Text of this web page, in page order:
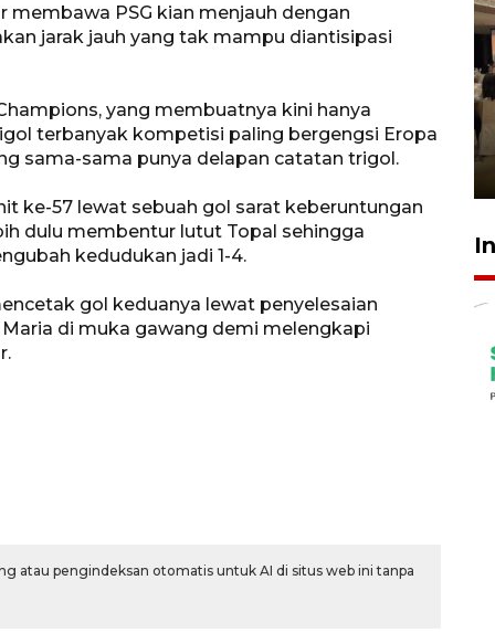
PSG kian menjauh dengan
jarak jauh yang tak mampu diantisipasi
yang membuatnya kini hanya
terbanyak kompetisi paling bergengsi Eropa
sama-sama punya delapan catatan trigol.
ke-57 lewat sebuah gol sarat keberuntungan
dulu membentur lutut Topal sehingga
kedudukan jadi 1-4.
gol keduanya lewat penyelesaian
di muka gawang demi melengkapi
atau pengindeksan otomatis untuk AI di situs web ini tanpa
luncurkan program Kodam
Berhaji
27 Juli 2026 20:00